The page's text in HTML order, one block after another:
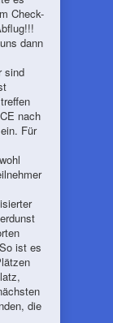
Check-
dann
sind
nach
Für
ist es
die